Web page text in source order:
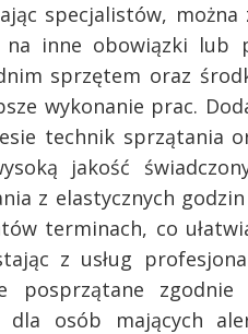
specjalistów,
na inne obowiązki lub
sprzętem oraz
wykonanie prac.
technik sprzątania
jakość
z elastycznych
terminach, co
z usług
posprzątane
dla osób mających